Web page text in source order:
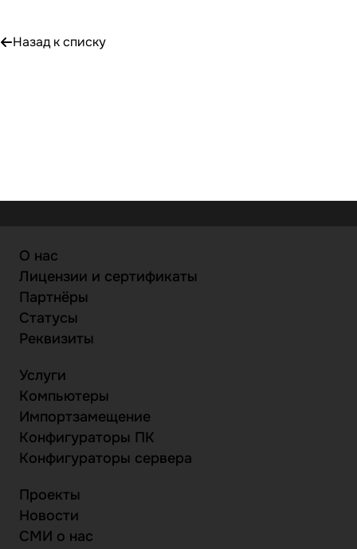
Назад к списку
О нас
Лицензии и сертификаты
Партнёры
Статусы
Реквизиты
Услуги
Компьютеры
Импортзамещение
Конфигураторы ПК
Конфигураторы сервера
Проекты
Новости
СМИ о нас